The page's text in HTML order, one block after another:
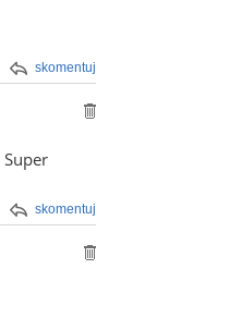
skomentuj
Super
skomentuj